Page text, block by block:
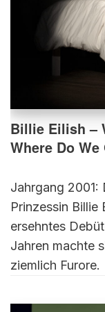
Billie Eilish –
Where Do
Jahrgang 2001:
Prinzessin Billie
ersehntes
Jahren machte
ziemlich Furore.